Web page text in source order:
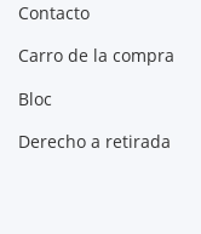
Contacto
Carro de la compra
Bloc
Derecho a retirada